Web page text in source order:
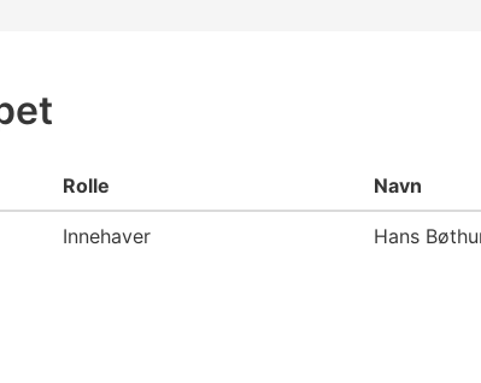
Rolle Navn
Innehaver Hans